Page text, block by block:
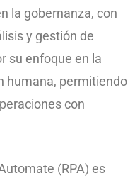
la gobernanza, con
y gestión de
su enfoque en la
humana, permitiendo
con
(RPA) es